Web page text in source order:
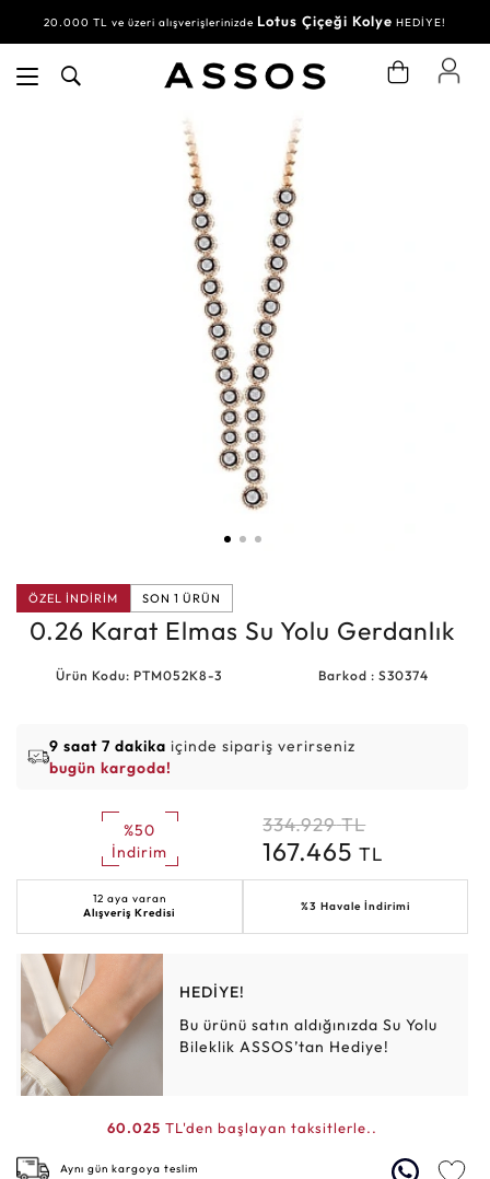
20.000 TL ve üzeri alışverişlerinizde Lotus Çiçeği Kolye HEDİYE!
ÖZEL İNDİRİM SON 1 ÜRÜN
0.26 Karat Elmas Su Yolu Gerdanlık
Ürün Kodu: PTM052K8-3 Barkod : S30374
9 saat 7 dakika içinde sipariş verirseniz
bugün kargoda!
%50
İndirim
334.929 TL
167.465TL
12 aya varan
Alışveriş Kredisi
%3 Havale İndirimi
HEDİYE!
Bu ürünü satın aldığınızda Su Yolu
Bileklik ASSOS’tan Hediye!
60.025 TL'den başlayan taksitlerle..
Aynı gün kargoya teslim